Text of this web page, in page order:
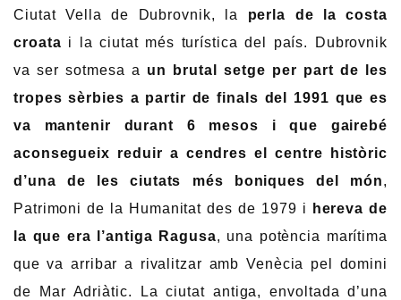
Ciutat Vella de Dubrovnik, la perla de la costa
croata i la ciutat més turística del país. Dubrovnik
va ser sotmesa a un brutal setge per part de les
tropes sèrbies a partir de finals del 1991 que es
va mantenir durant 6 mesos i que gairebé
aconsegueix reduir a cendres el centre històric
d’una de les ciutats més boniques del món,
Patrimoni de la Humanitat des de 1979 i
hereva de
la que era l’antiga Ragusa, una potència marítima
que va arribar a rivalitzar amb Venècia pel domini
de Mar Adriàtic. La ciutat antiga, envoltada d’una